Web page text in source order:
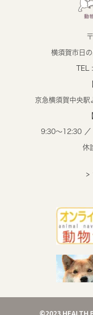
横須賀市日
京急横須賀中央駅
9:30～12:30 ／
休
>